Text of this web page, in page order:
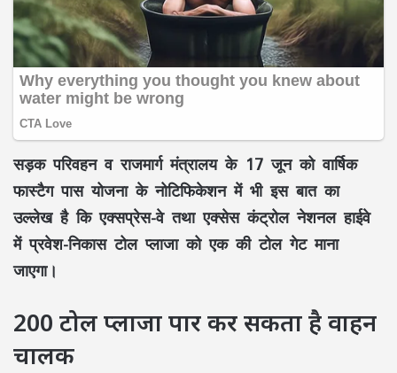
सड़क परिवहन व राजमार्ग मंत्रालय के 17 जून को वार्षिक
फास्टैग पास योजना के नोटिफिकेशन में भी इस बात का
उल्लेख है कि एक्सप्रेस-वे तथा एक्सेस कंट्रोल नेशनल हाईवे
में प्रवेश-निकास टोल प्लाजा को एक की टोल गेट माना
जाएगा।
200 टोल प्लाजा पार कर सकता है वाहन
चालक